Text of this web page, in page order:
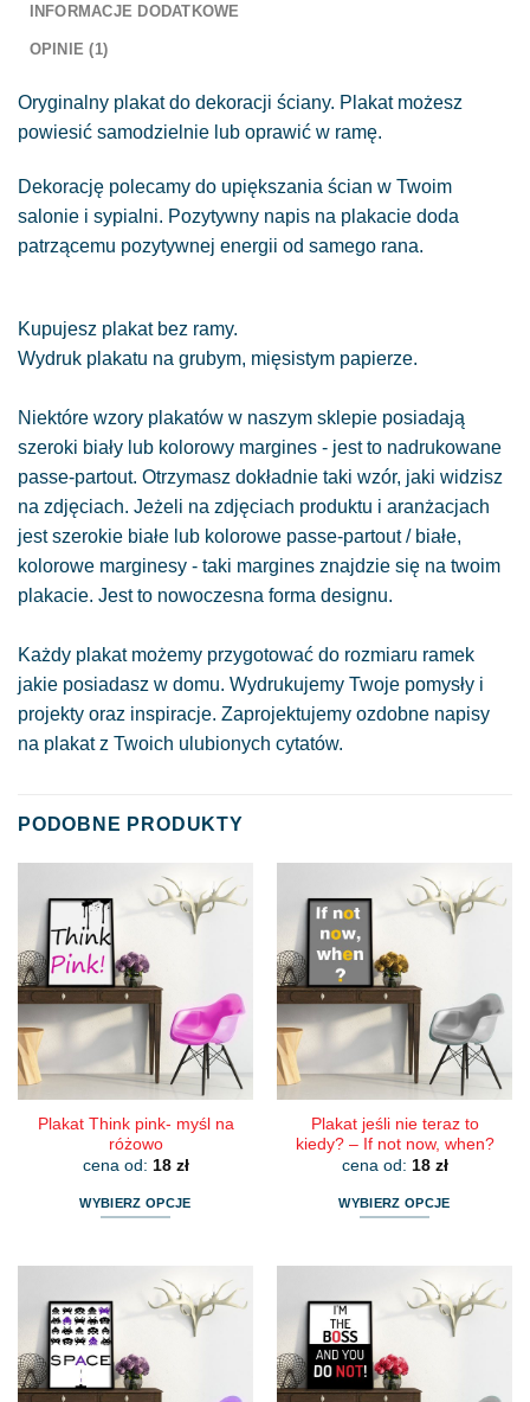
INFORMACJE DODATKOWE
OPINIE (1)
Oryginalny plakat do dekoracji ściany. Plakat możesz
powiesić samodzielnie lub oprawić w ramę.
Dekorację polecamy do upiększania ścian w Twoim
salonie i sypialni. Pozytywny napis na plakacie doda
patrzącemu pozytywnej energii od samego rana.
Kupujesz plakat bez ramy.
Wydruk plakatu na grubym, mięsistym papierze.
Niektóre wzory plakatów w naszym sklepie posiadają
szeroki biały lub kolorowy margines - jest to nadrukowane
passe-partout. Otrzymasz dokładnie taki wzór, jaki widzisz
na zdjęciach. Jeżeli na zdjęciach produktu i aranżacjach
jest szerokie białe lub kolorowe passe-partout / białe,
kolorowe marginesy - taki margines znajdzie się na twoim
plakacie. Jest to nowoczesna forma designu.
Każdy plakat możemy przygotować do rozmiaru ramek
jakie posiadasz w domu. Wydrukujemy Twoje pomysły i
projekty oraz inspiracje. Zaprojektujemy ozdobne napisy
na plakat z Twoich ulubionych cytatów.
PODOBNE PRODUKTY
Plakat Think pink- myśl na
różowo
cena od: 18 zł
WYBIERZ OPCJE
wiele
wariantów.
Opcje
można
Plakat jeśli nie teraz to
kiedy? – If not now, when?
cena od: 18 zł
WYBIERZ OPCJE
wiele
wariantów.
Opcje
można